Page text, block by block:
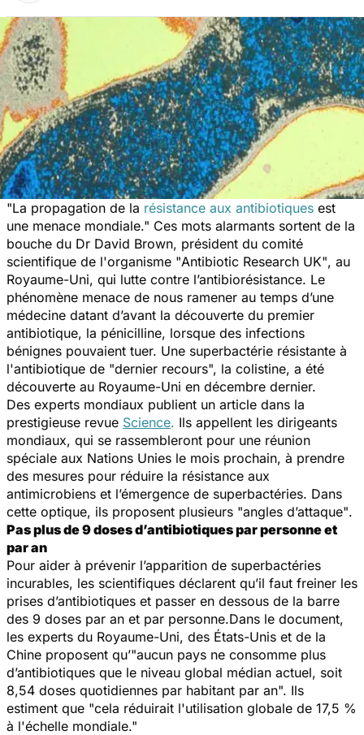
"La propagation de la résistance aux antibiotiques est
une menace mondiale." Ces mots alarmants sortent de la
bouche du Dr David Brown, président du comité
scientifique de l'organisme "Antibiotic Research UK", au
Royaume-Uni, qui lutte contre l’antibiorésistance. Le
phénomène menace de nous ramener au temps d’une
médecine datant d’avant la découverte du premier
antibiotique, la pénicilline, lorsque des infections
bénignes pouvaient tuer. Une superbactérie résistante à
l'antibiotique de "dernier recours", la colistine, a été
découverte au Royaume-Uni en décembre dernier.
Des experts mondiaux publient un article dans la
prestigieuse revue Science. Ils appellent les dirigeants
mondiaux, qui se rassembleront pour une réunion
spéciale aux Nations Unies le mois prochain, à prendre
des mesures pour réduire la résistance aux
antimicrobiens et l’émergence de superbactéries. Dans
cette optique, ils proposent plusieurs "angles d’attaque".
Pas plus de 9 doses d’antibiotiques par personne et
par an
Pour aider à prévenir l’apparition de superbactéries
incurables, les scientifiques déclarent qu’il faut freiner les
prises d’antibiotiques et passer en dessous de la barre
des 9 doses par an et par personne.Dans le document,
les experts du Royaume-Uni, des États-Unis et de la
Chine proposent qu’"aucun pays ne consomme plus
d’antibiotiques que le niveau global médian actuel, soit
8,54 doses quotidiennes par habitant par an". Ils
estiment que "cela réduirait l'utilisation globale de 17,5 %
à l'échelle mondiale."